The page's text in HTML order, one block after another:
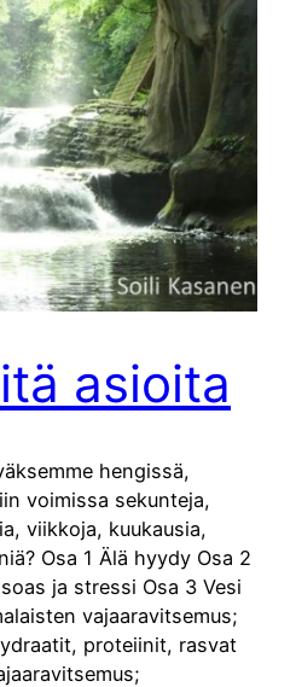
asioita
hengissä,
voimissa sekunteja,
viikkoja, kuukausia,
Osa 1 Älä hyydy Osa 2
ja stressi Osa 3 Vesi
vajaaravitsemus;
proteiinit, rasvat